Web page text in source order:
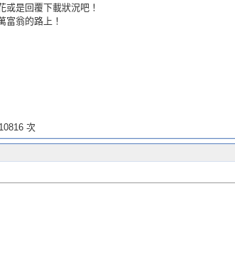
或是回覆下載狀況吧！
富翁的路上！
次